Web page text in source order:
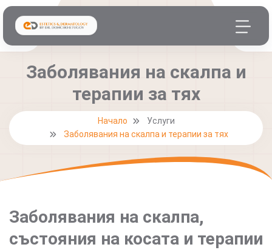
Заболявания на скалпа и
терапии за тях
Начало
Услуги
Заболявания на скалпа и терапии за тях
Заболявания на скалпа,
състояния на косата и терапии